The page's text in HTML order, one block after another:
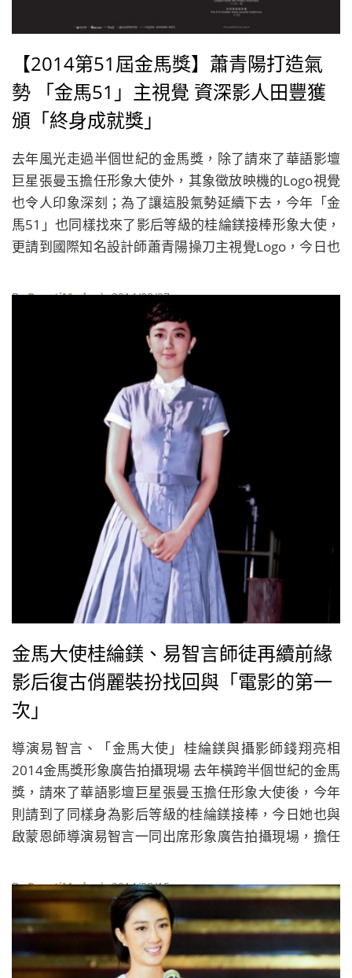
【2014第51屆金馬獎】蕭青陽打造氣
勢 「金馬51」主視覺 資深影人田豐獲
頒「終身成就獎」
去年風光走過半個世紀的金馬獎，除了請來了華語影壇
巨星張曼玉擔任形象大使外，其象徵放映機的Logo視覺
也令人印象深刻；為了讓這股氣勢延續下去，今年「金
馬51」也同樣找來了影后等級的桂綸鎂接棒形象大使，
更請到國際知名設計師蕭青陽操刀主視覺Logo，今日也
次自己替金馬獎設計主視覺，蕭青陽表示自己從小就對
金馬獎得主手握獎座的欣喜姿態以及朗朗上口的「金馬
奔騰」旋律，記憶深刻。對他而言，「金馬」就是「經
典」！所以當他獲邀為第五十一屆金馬獎設計主視覺
時，決定要找回印象最深刻但近年較少被用在主視覺上
的金馬頭Logo，並賦予它全新的意義。譬如他在「5」
字內，以飽滿圓融的東方迴紋，來象徵過去半世紀所累
積的電影藝術，已經豐收；並特別在「1」字的最頂端，
變化成全新的尊貴馬頭權杖，象徵全新但更具權威性的
ByBeautiMode| 2014/08/27
金馬大使桂綸鎂、易智言師徒再續前緣
影后復古俏麗裝扮找回與「電影的第一
次」
導演易智言、「金馬大使」桂綸鎂與攝影師錢翔亮相
2014金馬獎形象廣告拍攝現場 去年橫跨半個世紀的金馬
獎，請來了華語影壇巨星張曼玉擔任形象大使後，今年
則請到了同樣身為影后等級的桂綸鎂接­棒，今日她也與
啟蒙恩師導演易智言一同出席形象廣告拍攝現場，擔任
淡藍色復古俏麗裝扮，也讓導演易智言直呼「太美
了」！除了師徒兩人再度攜手合作外，當年擔任電影
《藍色大門》攝影師，目前也為導演身份的錢翔，也情
義相挺前來跨刀掌鏡。對於三人再度聚首，桂綸鎂也笑
說她的左右護法終於再度合體，
ByBeautiMode| 2014/08/15